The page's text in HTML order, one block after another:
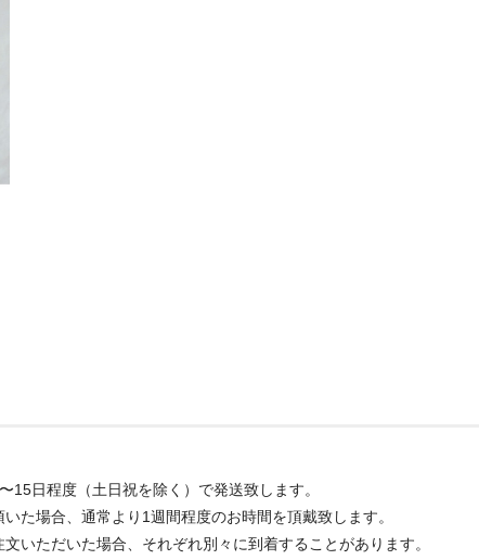
日程度（土日祝を除く）で発送致します。
た場合、通常より1週間程度のお時間を頂戴致します。
いただいた場合、それぞれ別々に到着することがあります。